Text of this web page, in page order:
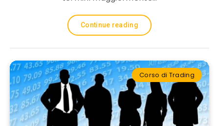
Continue reading
Corso di Trading